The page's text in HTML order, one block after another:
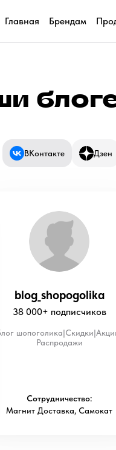
Главная Брендам
ВКонтакте Дзен
blog_shopogolika
38 000+ подписчиков
Распродажи
Сотрудничество:
Магнит Доставка, Самокат